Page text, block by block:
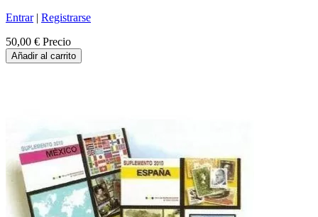
Entrar| Registrarse
50,00 € Precio
Añadir al carrito